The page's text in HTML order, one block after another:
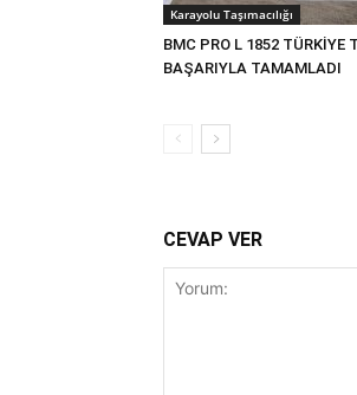
Karayolu Taşımacılığı
BMC PRO L 1852 TÜRKİYE
BAŞARIYLA TAMAMLADI
CEVAP VER